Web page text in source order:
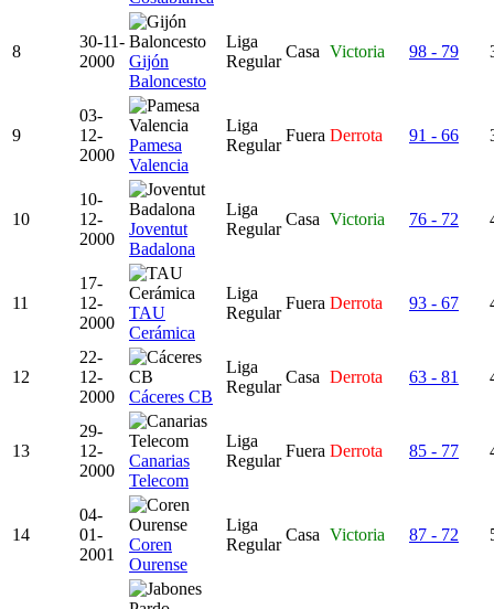
8
30-11-
2000
Gijón
Baloncesto
Liga
Regular
Casa Victoria 98 - 79
9
03-
12-
2000
Pamesa
Valencia
Liga
Regular
Fuera Derrota 91 - 66
10
10-
12-
2000
Joventut
Badalona
Liga
Regular
Casa Victoria 76 - 72
11
17-
12-
2000
TAU
Cerámica
Liga
Regular
Fuera Derrota 93 - 67
12
22-
12-
2000
Cáceres CB
Liga
Regular
Casa Derrota 63 - 81
13
29-
12-
2000
Canarias
Telecom
Liga
Regular
Fuera Derrota 85 - 77
14
04-
01-
2001
Coren
Ourense
Liga
Regular
Casa Victoria 87 - 72